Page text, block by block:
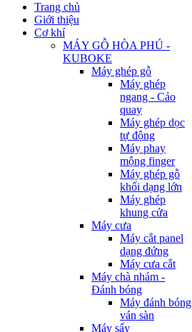
Trang chủ
Giới thiệu
Cơ khí
MÁY GỖ HÒA PHÚ -
KUBOKE
Máy ghép gỗ
Máy ghép
ngang - Cảo
quay
Máy ghép dọc
tự động
Máy phay
mộng finger
Máy ghép gỗ
khối dạng lớn
Máy ghép
khung cửa
Máy cưa
Máy cắt panel
dạng đứng
Máy cưa cắt
Máy chà nhám -
Đánh bóng
Máy đánh bóng
ván sàn
Máy sấy